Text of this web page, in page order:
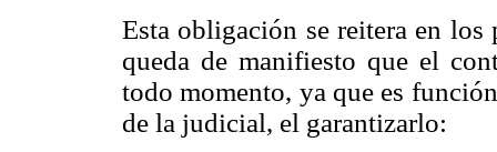
Esta obligación se reitera en
queda de manifiesto que el
todo momento, ya que es
de la judicial, el garantizarlo: